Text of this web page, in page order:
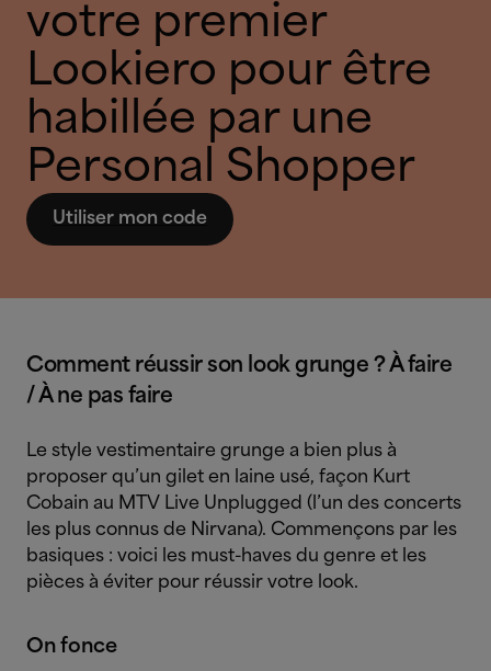
votre premier
Lookiero pour être
habillée par une
Personal Shopper
Utiliser mon code
Comment réussir son look grunge ? À faire
/ À ne pas faire
Le style vestimentaire grunge a bien plus à
proposer qu’un gilet en laine usé, façon Kurt
Cobain au MTV Live Unplugged (l’un des concerts
les plus connus de Nirvana). Commençons par les
basiques : voici les must-haves du genre et les
pièces à éviter pour réussir votre look.
On fonce